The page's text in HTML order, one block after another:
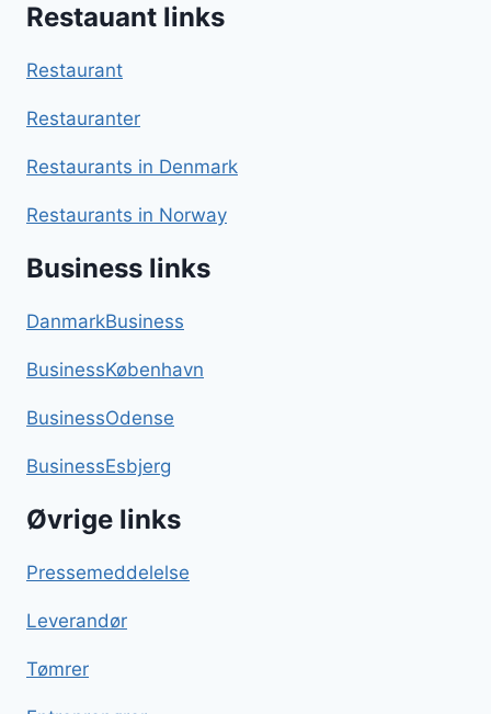
Restauant links
Restaurant
Restauranter
Restaurants in Denmark
Restaurants in Norway
Business links
DanmarkBusiness
BusinessKøbenhavn
BusinessOdense
BusinessEsbjerg
Øvrige links
Pressemeddelelse
Leverandør
Tømrer